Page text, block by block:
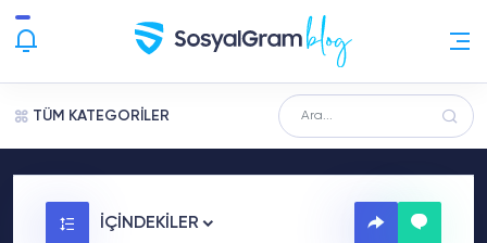
TÜM KATEGORİLER
İÇİNDEKİLER